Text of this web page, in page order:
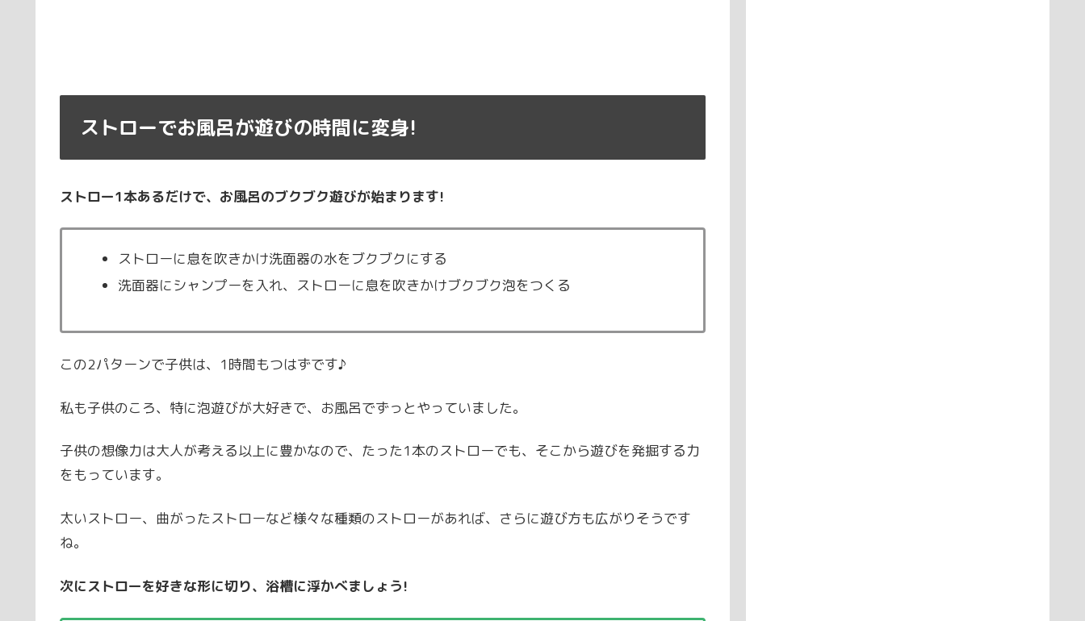
ストローでお風呂が遊びの時間に変身!
ストロー1本あるだけで、お風呂のブクブク遊びが始まります!
ストローに息を吹きかけ洗面器の水をブクブクにする
洗面器にシャンプーを入れ、ストローに息を吹きかけブクブク泡をつくる
この2パターンで子供は、1時間もつはずです♪
私も子供のころ、特に泡遊びが大好きで、お風呂でずっとやっていました。
子供の想像力は大人が考える以上に豊かなので、たった1本のストローでも、そこから遊びを発掘する力
をもっています。
太いストロー、曲がったストローなど様々な種類のストローがあれば、さらに遊び方も広がりそうです
ね。
次にストローを好きな形に切り、浴槽に浮かべましょう!